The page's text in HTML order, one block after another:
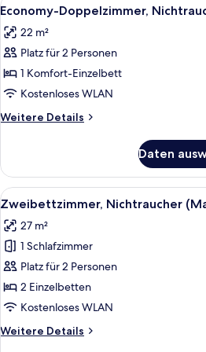
(Mid
floor)
Fotos
für
Economy-
Doppelzimmer,
Nichtraucher
(Main
Bldg)
5
Economy-Doppelzimmer,
22 m²
Platz für 2 Personen
1 Komfort-Einzelbett
Kostenloses WLAN
Weitere Details
Weitere
Doppelzimmer,
Nichtraucher
(Main
Daten
Alle
Fotos
für
Zweibettzimmer,
Nichtraucher
(Main
Bldg)
Ein
7
Zweibettzimmer, Nichtraucher
27 m²
1 Schlafzimmer
Platz für 2 Personen
2 Einzelbetten
Kostenloses WLAN
Weitere Details
Weitere